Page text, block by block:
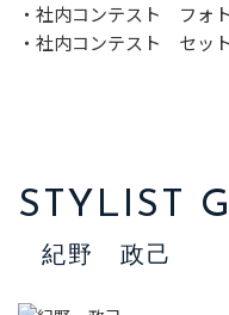
・社内コンテスト フォ
・社内コンテスト セッ
STYLIST
紀野 政己